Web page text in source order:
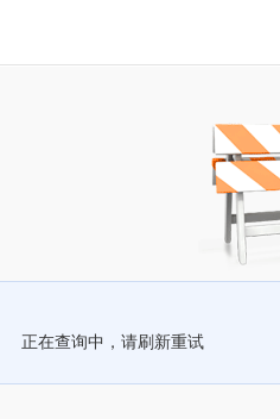
正在查询中，请刷新重试